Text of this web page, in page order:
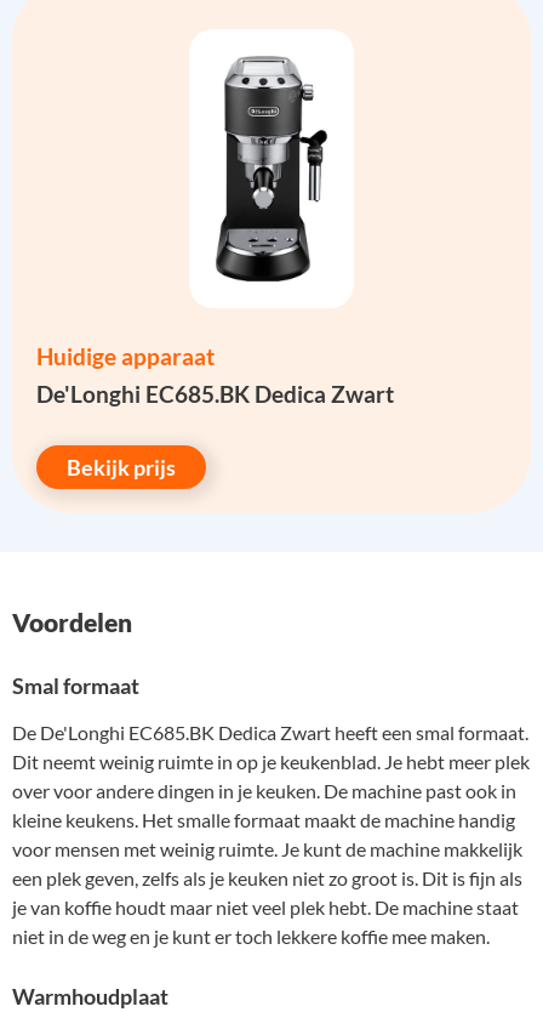
Huidige apparaat
De'Longhi EC685.BK Dedica Zwart
Bekijk prijs
Voordelen
Smal formaat
De De'Longhi EC685.BK Dedica Zwart heeft een smal formaat.
Dit neemt weinig ruimte in op je keukenblad. Je hebt meer plek
over voor andere dingen in je keuken. De machine past ook in
kleine keukens. Het smalle formaat maakt de machine handig
voor mensen met weinig ruimte. Je kunt de machine makkelijk
een plek geven, zelfs als je keuken niet zo groot is. Dit is fijn als
je van koffie houdt maar niet veel plek hebt. De machine staat
niet in de weg en je kunt er toch lekkere koffie mee maken.
Warmhoudplaat